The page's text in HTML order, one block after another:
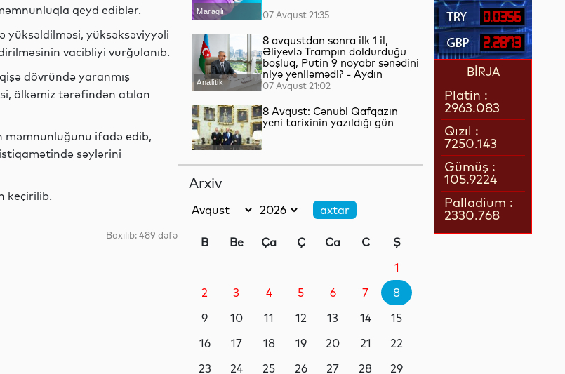
qeyd ediblər.
yüksəldilməsi, yüksəksəviyyəli
vacibliyi vurğulanıb.
dövründə yaranmış
ölkəmiz tərəfindən atılan
ifadə edib,
səylərini
keçirilib.
Baxılıb: 489 dəfə
Maraqlı 07 Avqust 21:35
Analitik
8 avqustdan sonra ilk 1 il,
Əliyevlə Trampın doldurduğu
boşluq, Putin 9 noyabr sənədini
niyə yeniləmədi? - Aydın
QULİYEV yazır...
07 Avqust 21:02
Siyasət
8 Avqust: Cənubi Qafqazın
yeni tarixinin yazıldığı gün
konturları
Siyasət
Paşinyan niyə üzr istəmişdi?
07 Avqust 20:41
Dünya
ÜST legioner xəstəliyinin
07 Avqust 20:17
Arxiv
B Be Ça Ç Ca C
Ş
1
2
3 4 5 6 7
8
9
10 11 12 13 14
15
16
17 18 19 20 21
22
23
24 25 26 27 28
29
0.0356
2.2873
BİRJA
Platin :
2963.083
Qızıl :
7250.143
Gümüş :
105.9224
Palladium :
2330.768